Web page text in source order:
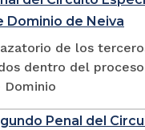
Dominio de Neiva
de los
dentro del
Dominio
Penal del